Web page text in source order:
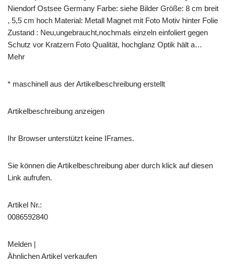
Niendorf Ostsee Germany Farbe: siehe Bilder Größe: 8 cm breit
, 5,5 cm hoch Material: Metall Magnet mit Foto Motiv hinter Folie
Zustand : Neu,ungebraucht,nochmals einzeln einfoliert gegen
Schutz vor Kratzern Foto Qualität, hochglanz Optik hält a…
Mehr
* maschinell aus der Artikelbeschreibung erstellt
Artikelbeschreibung anzeigen
Ihr Browser unterstützt keine IFrames.
Sie können die Artikelbeschreibung aber durch klick auf diesen
Link aufrufen.
Artikel Nr.:
0086592840
Melden |
Ähnlichen Artikel verkaufen